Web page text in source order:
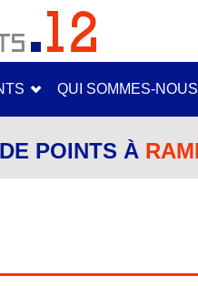
QUI SOMMES-
POINTS À